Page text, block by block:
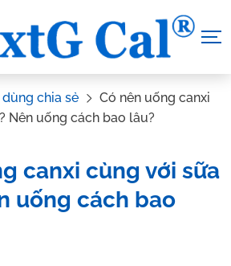
chia sẻ
Có nên uống canxi
Nên uống cách bao lâu?
canxi cùng với sữa
uống cách bao